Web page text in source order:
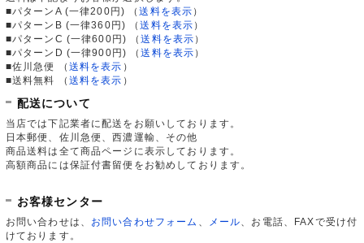
■パターンA (一律200円)
（送料を表示 ）
■パターンB (一律360円)
（送料を表示 ）
■パターンC (一律600円)
（送料を表示 ）
■パターンD (一律900円)
（送料を表示 ）
■佐川急便
（ 送料を表示 ）
■送料無料
（ 送料を表示 ）
配送について
当店では下記業者に配送をお願いしております。
日本郵便、佐川急便、西濃運輸、その他
商品送料は全て商品ページに表示しております。
高額商品には保証付書留便をお勧めしております。
お客様センター
お問い合わせは、 お問い合わせフォーム メール 、お電話、FAXで受け付
けております。